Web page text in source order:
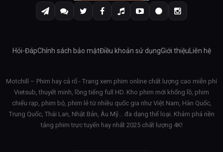
Hỏi-ĐápChính sách bảo mậtĐiều khoản sử dụngGiới thiệu Liên hệ
Motchill – Phim hay cả rổ - Trang xem phim online chất lượng cao miễn phí
Vietsub, thuyết minh, lồng tiếng full HD. Kho phim mới khổng lồ, phim
chiếu rạp, phim bộ, phim lẻ từ nhiều quốc gia như Việt Nam, Hàn Quốc,
Trung Quốc, Thái Lan, Nhật Bản, Âu Mỹ… đa dạng thể loại. Khám phá nền
tảng phim trực tuyến hay nhất 2025 chất lượng 4K!